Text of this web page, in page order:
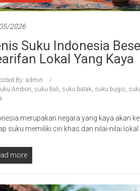
2026
Suku Indonesia
Lokal Yang Kaya
By: admin
Ambon, suku bali, suku batak, suku bugis,
merupakan negara yang kaya akan
suku memiliki ciri khas dan nilai-nilai lokal
more